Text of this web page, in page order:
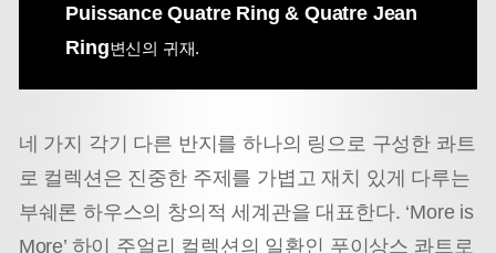
Puissance Quatre Ring & Quatre Jean
Ring변신의 귀재.
네 가지 각기 다른 반지를 하나의 링으로 구성한 콰트
로 컬렉션은 진중한 주제를 가볍고 재치 있게 다루는
부쉐론 하우스의 창의적 세계관을 대표한다. ‘More is
More’ 하이 주얼리 컬렉션의 일환인 푸이상스 콰트로